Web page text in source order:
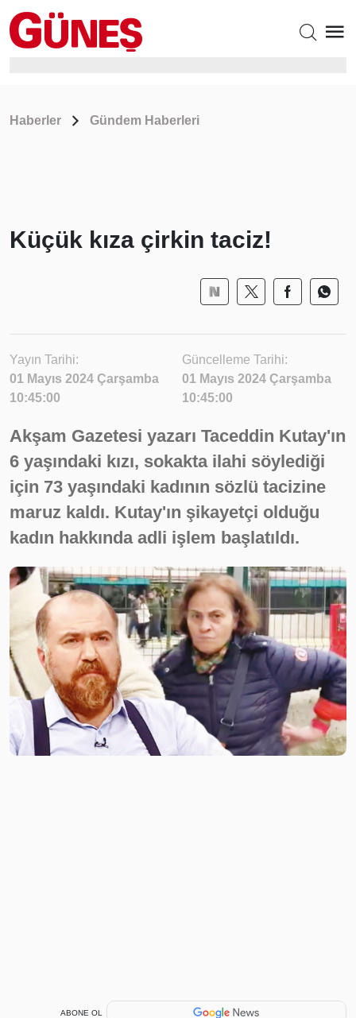
Haberler Gündem Haberleri
Küçük kıza çirkin taciz!
Yayın Tarihi:
01 Mayıs 2024 Çarşamba
10:45:00
Güncelleme Tarihi:
01 Mayıs 2024 Çarşamba
10:45:00
Akşam Gazetesi yazarı Taceddin Kutay'ın
6 yaşındaki kızı, sokakta ilahi söylediği
için 73 yaşındaki kadının sözlü tacizine
maruz kaldı. Kutay'ın şikayetçi olduğu
kadın hakkında adli işlem başlatıldı.
ABONE OL